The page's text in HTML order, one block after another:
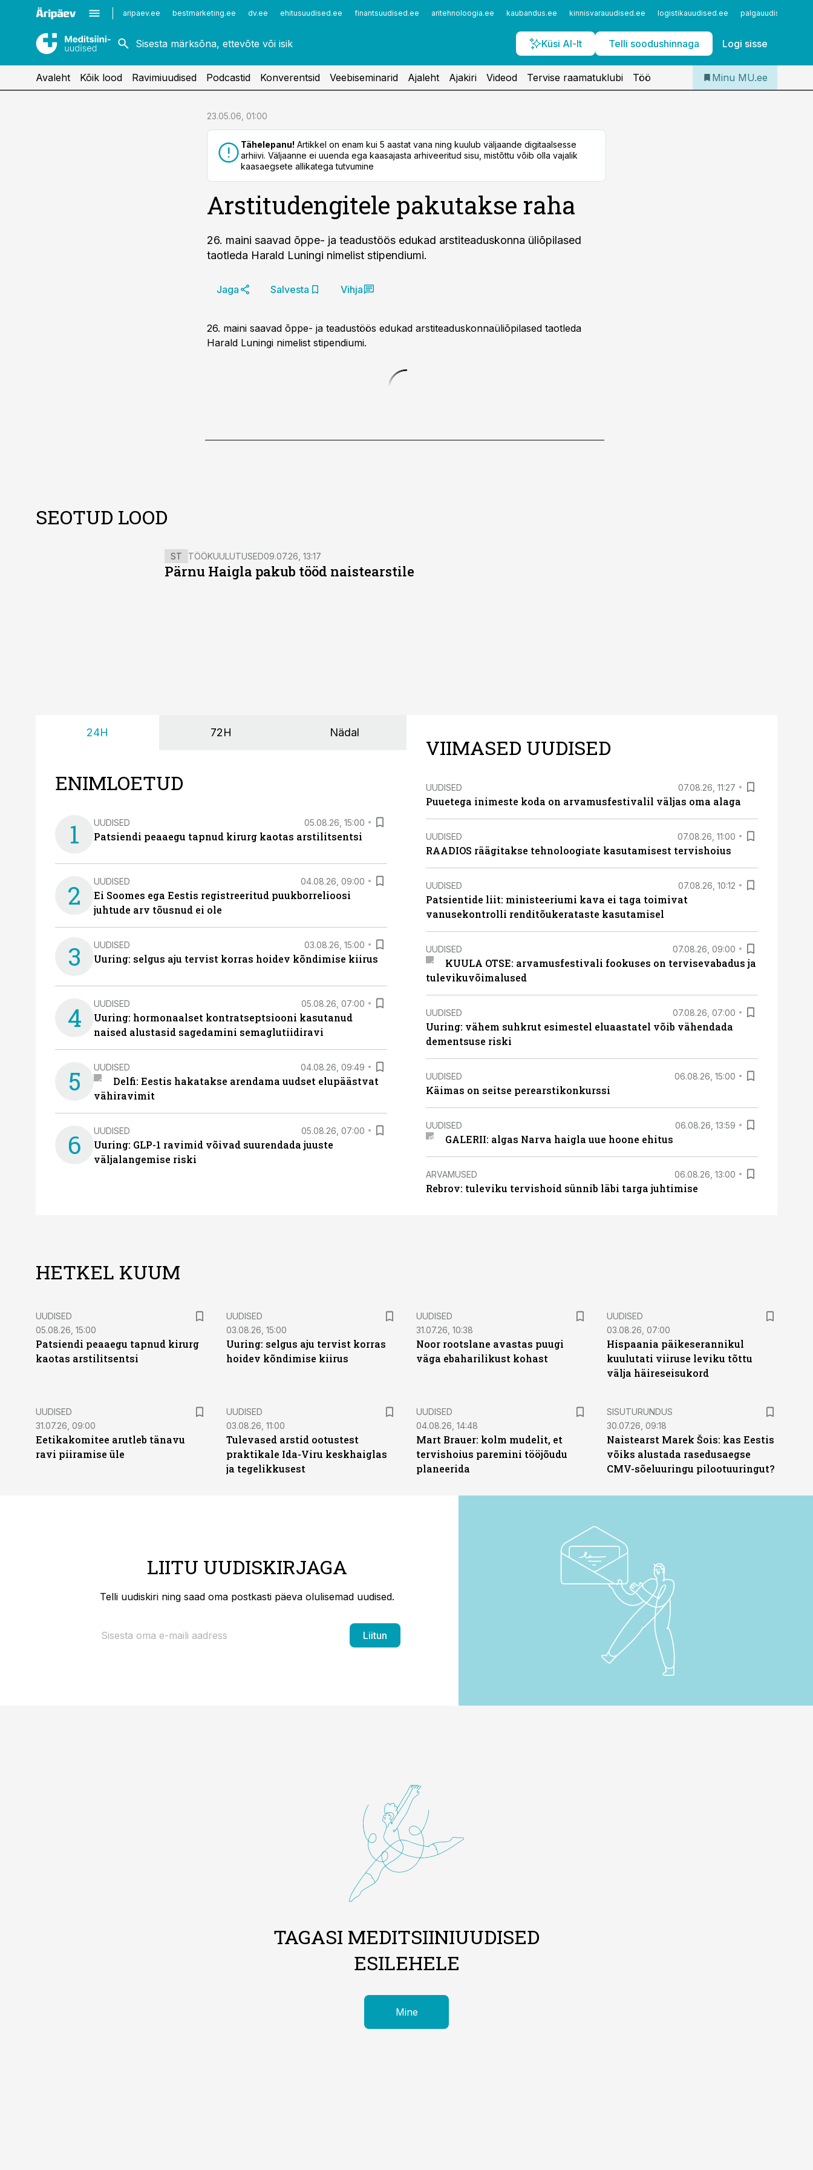
aripaev.ee bestmarketing.ee dv.ee ehitusuudised.ee finantsuudised.ee aritehnoloogia.ee kaubandus.ee kinnisvarauudised.ee logistikauudised.ee palgauudised.ee
Küsi AI-lt Telli soodushinnaga Logi sisse
Kirurgia
Naistehaigused
Vaktsineerimine
Iseteenindus
Telli Meditsiiniuudised
Avaleht Kõik lood Ravimiuudised Podcastid Konverentsid Veebiseminarid Ajaleht Ajakiri Videod Tervise raamatuklubi Töö Minu MU.ee
23.05.06, 01:00
Tähelepanu! Artikkel on enam kui 5 aastat vana ning kuulub väljaande digitaalsesse
arhiivi. Väljaanne ei uuenda ega kaasajasta arhiveeritud sisu, mistõttu võib olla vajalik
kaasaegsete allikatega tutvumine
Arstitudengitele pakutakse raha
26. maini saavad õppe- ja teadustöös edukad arstiteaduskonna üliõpilased
taotleda Harald Luningi nimelist stipendiumi.
Jaga Salvesta Vihja
26. maini saavad õppe- ja teadustöös edukad arstiteaduskonnaüliõpilased taotleda
Harald Luningi nimelist stipendiumi.
SEOTUD LOOD
ST TÖÖKUULUTUSED09.07.26, 13:17
Pärnu Haigla pakub tööd naistearstile
24H 72H Nädal
ENIMLOETUD
1 UUDISED 05.08.26, 15:00
Patsiendi peaaegu tapnud kirurg kaotas arstilitsentsi
2 UUDISED 04.08.26, 09:00
Ei Soomes ega Eestis registreeritud puukborrelioosi
juhtude arv tõusnud ei ole
3 UUDISED 03.08.26, 15:00
Uuring: selgus aju tervist korras hoidev kõndimise kiirus
4 UUDISED 05.08.26, 07:00
Uuring: hormonaalset kontratseptsiooni kasutanud
naised alustasid sagedamini semaglutiidiravi
5 UUDISED 04.08.26, 09:49
Delfi: Eestis hakatakse arendama uudset elupäästvat
vähiravimit
6 UUDISED 05.08.26, 07:00
Uuring: GLP-1 ravimid võivad suurendada juuste
väljalangemise riski
VIIMASED UUDISED
UUDISED 07.08.26, 11:27
Puuetega inimeste koda on arvamusfestivalil väljas oma alaga
UUDISED 07.08.26, 11:00
RAADIOS räägitakse tehnoloogiate kasutamisest tervishoius
UUDISED 07.08.26, 10:12
Patsientide liit: ministeeriumi kava ei taga toimivat
vanusekontrolli renditõukerataste kasutamisel
UUDISED 07.08.26, 09:00
KUULA OTSE: arvamusfestivali fookuses on tervisevabadus ja
tulevikuvõimalused
UUDISED 07.08.26, 07:00
Uuring: vähem suhkrut esimestel eluaastatel võib vähendada
dementsuse riski
UUDISED 06.08.26, 15:00
Käimas on seitse perearstikonkurssi
UUDISED 06.08.26, 13:59
GALERII: algas Narva haigla uue hoone ehitus
ARVAMUSED 06.08.26, 13:00
Rebrov: tuleviku tervishoid sünnib läbi targa juhtimise
HETKEL KUUM
UUDISED
05.08.26, 15:00
Patsiendi peaaegu tapnud kirurg
kaotas arstilitsentsi
UUDISED
03.08.26, 15:00
Uuring: selgus aju tervist korras
hoidev kõndimise kiirus
UUDISED
31.07.26, 10:38
Noor rootslane avastas puugi
väga ebaharilikust kohast
UUDISED
03.08.26, 07:00
Hispaania päikeserannikul
kuulutati viiruse leviku tõttu
välja häireseisukord
UUDISED
31.07.26, 09:00
Eetikakomitee arutleb tänavu
ravi piiramise üle
UUDISED
03.08.26, 11:00
Tulevased arstid ootustest
praktikale Ida-Viru keskhaiglas
ja tegelikkusest
UUDISED
04.08.26, 14:48
Mart Brauer: kolm mudelit, et
tervishoius paremini tööjõudu
planeerida
ST
SISUTURUNDUS
30.07.26, 09:18
Naistearst Marek Šois: kas Eestis
võiks alustada rasedusaegse
CMV-sõeluuringu pilootuuringut?
LIITU UUDISKIRJAGA
Telli uudiskiri ning saad oma postkasti päeva olulisemad uudised.
Liitun
TAGASI MEDITSIINIUUDISED
ESILEHELE
Mine